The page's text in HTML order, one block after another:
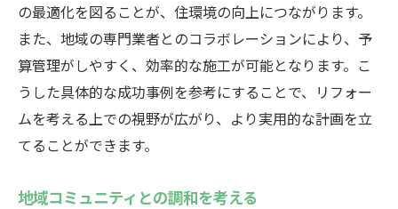
の最適化を図ることが、住環境の向上につながります。
また、地域の専門業者とのコラボレーションにより、予
算管理がしやすく、効率的な施工が可能となります。こ
うした具体的な成功事例を参考にすることで、リフォー
ムを考える上での視野が広がり、より実用的な計画を立
てることができます。
地域コミュニティとの調和を考える